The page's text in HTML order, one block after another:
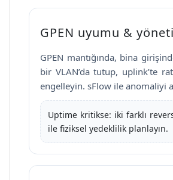
GPEN uyumu &
GPEN mantığında, bina
bir VLAN’da tutup, uplink’te
engelleyin. sFlow ile anomaliyi
Uptime kritikse: iki farklı
ile fiziksel yedeklilik planlayın.